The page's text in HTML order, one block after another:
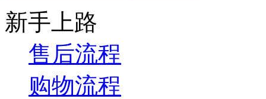
新手上路
售后流程
购物流程